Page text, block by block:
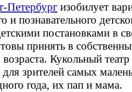
Петербург изобилует
и познавательного
постановками в
принять в
возраста. Кукольный
для зрителей самых
года, их пап и мама.